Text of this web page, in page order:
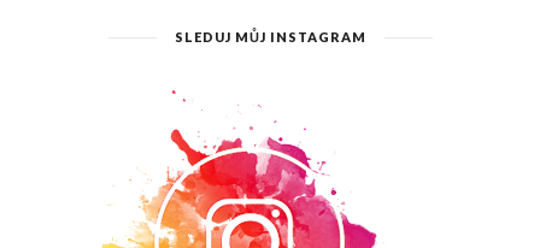
SLEDUJ MŮJ INSTAGRAM